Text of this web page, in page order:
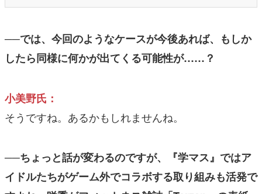
──では、今回のようなケースが今後あれば、もしか
したら同様に何かが出てくる可能性が……？
小美野氏：
そうですね。あるかもしれませんね。
──ちょっと話が変わるのですが、『学マス』ではア
イドルたちがゲーム外でコラボする取り組みも活発で